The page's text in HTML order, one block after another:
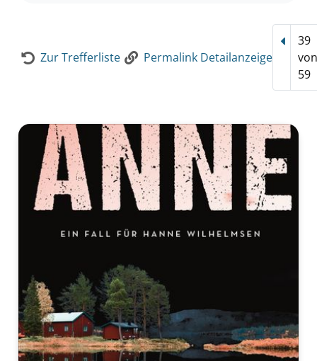
Zur Trefferliste Permalink Detailanzeige
39
von
59